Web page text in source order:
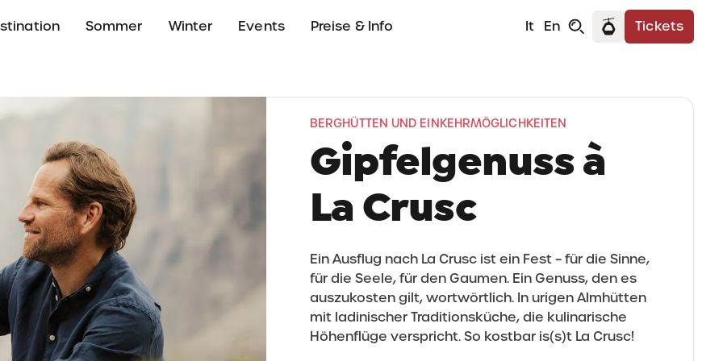
Sommer Winter Events Preise & Info Tickets
It En
BERGHÜTTEN UND EINKEHRMÖGLICHKEITEN
Gipfelgenuss à
La Crusc
Ein Ausflug nach La Crusc ist ein Fest – für die Sinne,
für die Seele, für den Gaumen. Ein Genuss, den es
auszukosten gilt, wortwörtlich. In urigen Almhütten
mit ladinischer Traditionsküche, die kulinarische
Höhenflüge verspricht. So kostbar is(s)t La Crusc!